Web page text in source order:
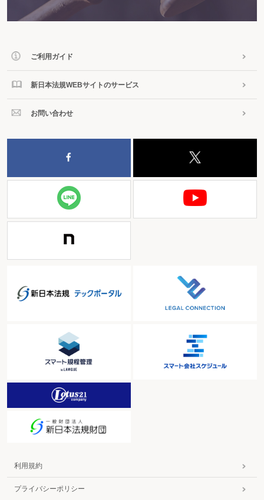
ご利用ガイド
新日本法規WEBサイトのサービス
お問い合わせ
利用規約
プライバシーポリシー